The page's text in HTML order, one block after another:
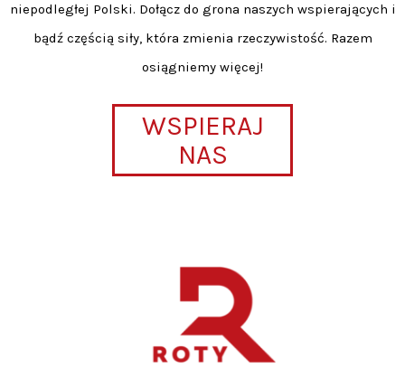
niepodległej Polski. Dołącz do grona naszych wspierających i
bądź częścią siły, która zmienia rzeczywistość. Razem
osiągniemy więcej!
WSPIERAJ
NAS